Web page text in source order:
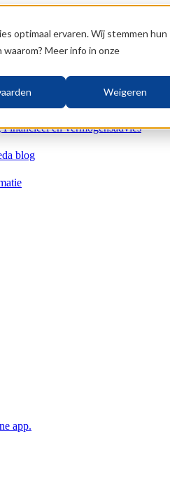
optimaal ervaren. Wij stemmen hun
Meer info in onze
Weigeren
Financieel en vermogensadvies
blog
app.